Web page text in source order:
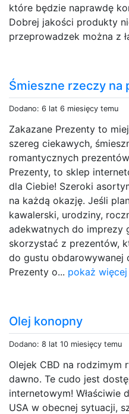
które będzie naprawdę
Dobrej jakości produkty
przeprowadzek można z
Śmieszne rzeczy na
Dodano: 6 lat 6 miesięcy temu
Zakazane Prezenty to
szereg ciekawych,
romantycznych
Prezenty, to sklep
dla Ciebie! Szeroki
na każdą okazję. Jeśli
kawalerski, urodziny,
adekwatnych do imprezy
skorzystać z prezentów,
do gustu obdarowywanej
Prezenty o... pokaż więcej
Olej konopny
Dodano: 8 lat 10 miesięcy temu
Olejek CBD na rodzimym
dawno. Te cudo jest
internetowym! Właściwie
USA w obecnej sytuacji,